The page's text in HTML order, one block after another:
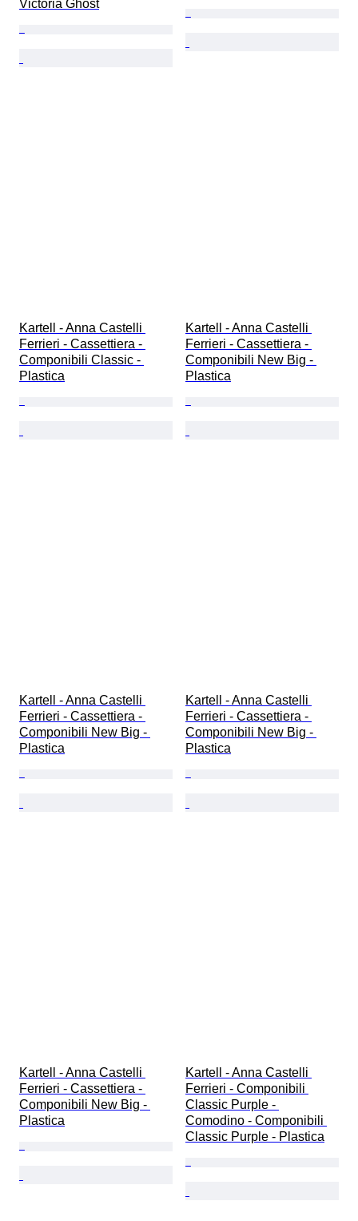
Victoria Ghost
Kartell - Anna Castelli
Ferrieri - Cassettiera -
Componibili Classic -
Plastica
Kartell - Anna Castelli
Ferrieri - Cassettiera -
Componibili New Big -
Plastica
Kartell - Anna Castelli
Ferrieri - Cassettiera -
Componibili New Big -
Plastica
Kartell - Anna Castelli
Ferrieri - Cassettiera -
Componibili New Big -
Plastica
Kartell - Anna Castelli
Ferrieri - Cassettiera -
Componibili New Big -
Plastica
Kartell - Anna Castelli
Ferrieri - Componibili
Classic Purple -
Comodino - Componibili
Classic Purple - Plastica